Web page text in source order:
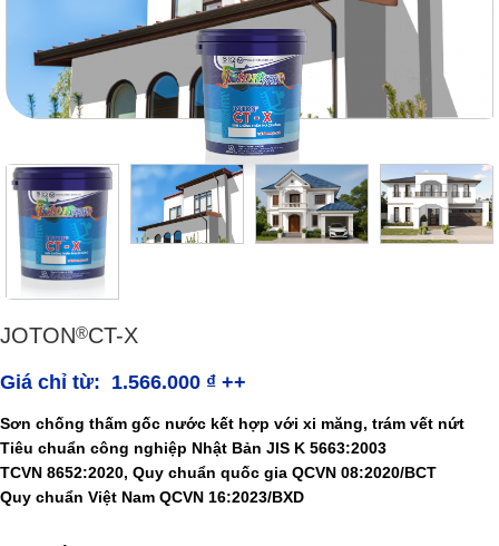
JOTON®CT-X
Giá chỉ từ: 1.566.000 ₫ ++
Sơn chống thấm gốc nước kết hợp với xi măng, trám vết nứt
Tiêu chuẩn công nghiệp Nhật Bản JIS K 5663:2003
TCVN 8652:2020, Quy chuẩn quốc gia QCVN 08:2020/BCT
Quy chuẩn Việt Nam QCVN 16:2023/BXD